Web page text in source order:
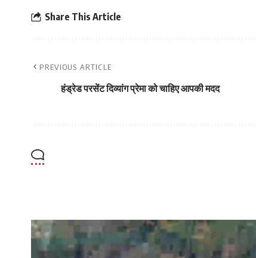
Share This Article
PREVIOUS ARTICLE
हंड्रेड परसेंट दिव्यांग प्रेमा को चाहिए आपकी मदद